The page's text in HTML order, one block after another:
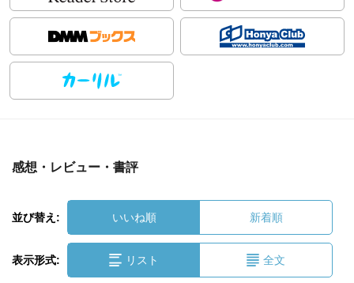
感想・レビュー・書評
並び替え: いいね順 新着順
表示形式: リスト 全文